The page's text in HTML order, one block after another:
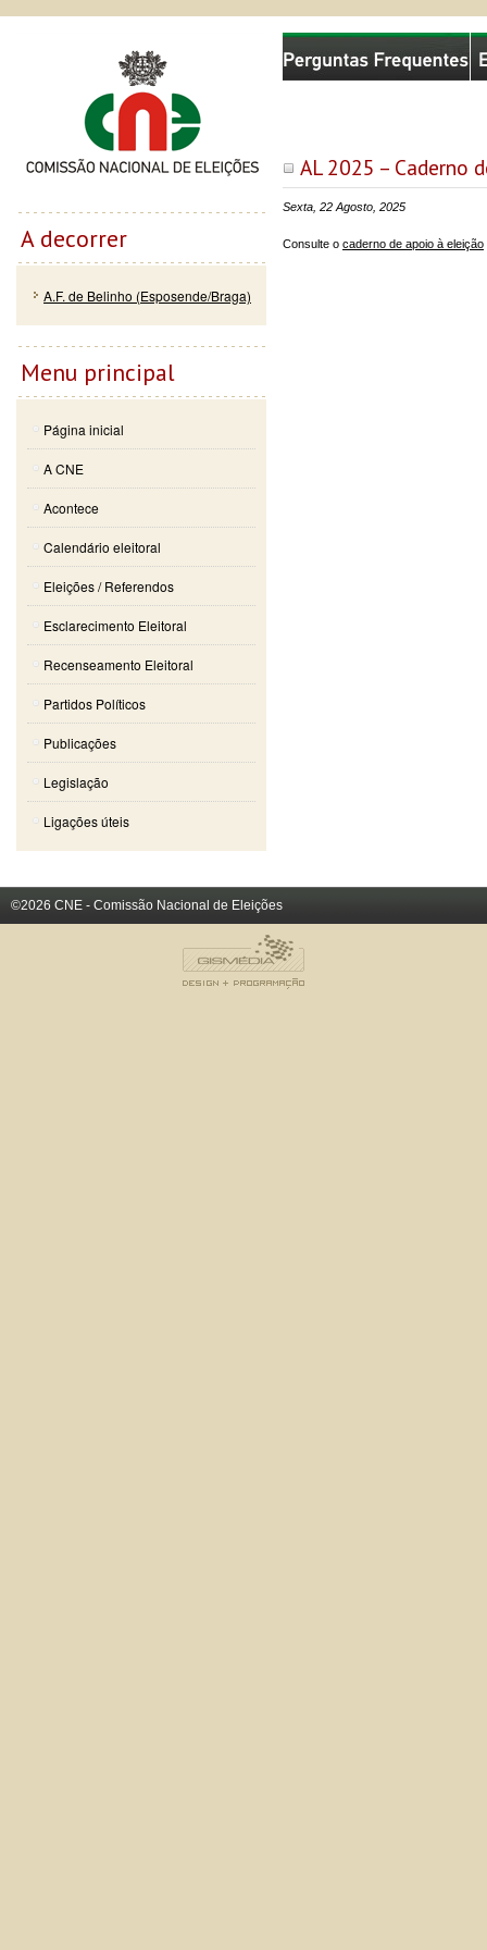
AL 2025 – Caderno
Sexta, 22 Agosto, 2025
Consulte o caderno de apoio à eleição
Comissão Nacional de Eleições
A decorrer
A.F. de Belinho (Esposende/Braga)
Menu principal
Página inicial
A CNE
Acontece
Calendário eleitoral
Eleições / Referendos
Esclarecimento Eleitoral
Recenseamento Eleitoral
Partidos Políticos
Publicações
Legislação
Ligações úteis
©2026 CNE - Comissão Nacional de Eleições